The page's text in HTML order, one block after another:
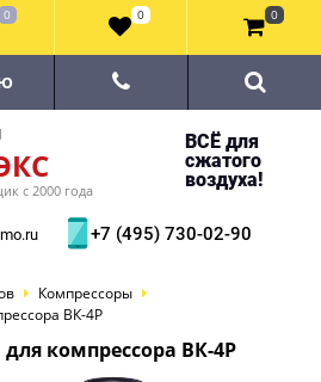
с 2000 года
ВСЁ для
сжатого
воздуха!
+7 (495) 730-02-90
Компрессоры
ВК-4Р
компрессора ВК-4Р
0 0 0